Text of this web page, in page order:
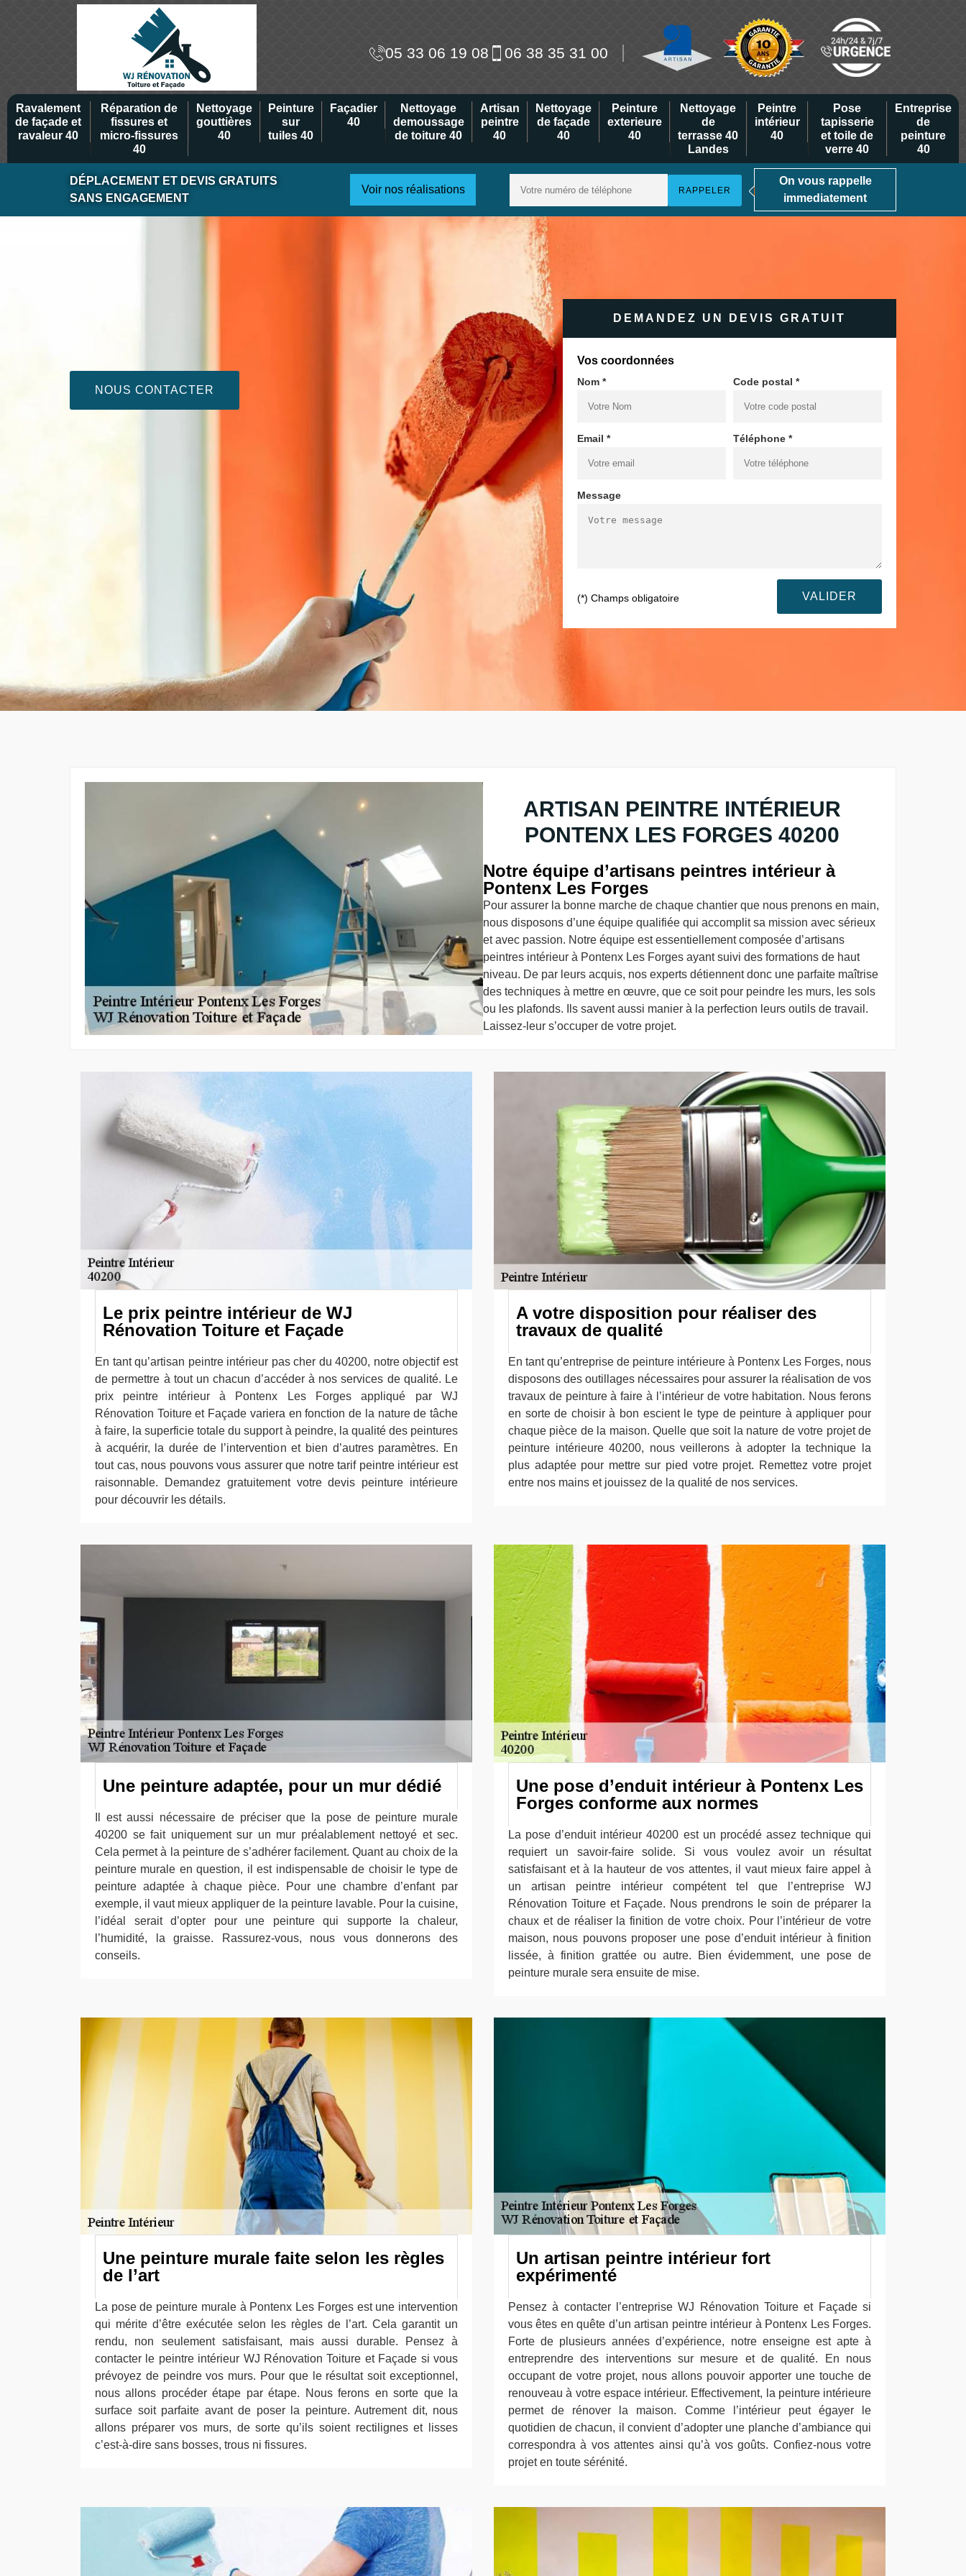
05 33 06 19 08 06 38 35 31 00
Ravalement
de façade et
ravaleur 40
Réparation de
fissures et
micro-fissures
40
Nettoyage
gouttières
40
Peinture
sur
tuiles 40
Façadier
40
Nettoyage
demoussage
de toiture 40
Artisan
peintre
40
Nettoyage
de façade
40
Peinture
exterieure
40
Nettoyage
de
terrasse 40
Landes
Peintre
intérieur
40
Pose
tapisserie
et toile de
verre 40
Entreprise
de
peinture
40
DÉPLACEMENT ET DEVIS GRATUITS
SANS ENGAGEMENT
Voir nos réalisations
On vous rappelle
immediatement
NOUS CONTACTER
DEMANDEZ UN DEVIS GRATUIT
Vos coordonnées
Nom * Code postal *
Email * Téléphone *
Message
(*) Champs obligatoire
ARTISAN PEINTRE INTÉRIEUR
PONTENX LES FORGES 40200
Notre équipe d’artisans peintres intérieur à
Pontenx Les Forges
Pour assurer la bonne marche de chaque chantier que nous prenons en main,
nous disposons d’une équipe qualifiée qui accomplit sa mission avec sérieux
et avec passion. Notre équipe est essentiellement composée d’artisans
peintres intérieur à Pontenx Les Forges ayant suivi des formations de haut
niveau. De par leurs acquis, nos experts détiennent donc une parfaite maîtrise
des techniques à mettre en œuvre, que ce soit pour peindre les murs, les sols
ou les plafonds. Ils savent aussi manier à la perfection leurs outils de travail.
Laissez-leur s’occuper de votre projet.
Le prix peintre intérieur de WJ
Rénovation Toiture et Façade
En tant qu’artisan peintre intérieur pas cher du 40200, notre objectif est
de permettre à tout un chacun d’accéder à nos services de qualité. Le
prix peintre intérieur à Pontenx Les Forges appliqué par WJ
Rénovation Toiture et Façade variera en fonction de la nature de tâche
à faire, la superficie totale du support à peindre, la qualité des peintures
à acquérir, la durée de l’intervention et bien d’autres paramètres. En
tout cas, nous pouvons vous assurer que notre tarif peintre intérieur est
raisonnable. Demandez gratuitement votre devis peinture intérieure
pour découvrir les détails.
A votre disposition pour réaliser des
travaux de qualité
En tant qu’entreprise de peinture intérieure à Pontenx Les Forges, nous
disposons des outillages nécessaires pour assurer la réalisation de vos
travaux de peinture à faire à l’intérieur de votre habitation. Nous ferons
en sorte de choisir à bon escient le type de peinture à appliquer pour
chaque pièce de la maison. Quelle que soit la nature de votre projet de
peinture intérieure 40200, nous veillerons à adopter la technique la
plus adaptée pour mettre sur pied votre projet. Remettez votre projet
entre nos mains et jouissez de la qualité de nos services.
Une peinture adaptée, pour un mur dédié
Il est aussi nécessaire de préciser que la pose de peinture murale
40200 se fait uniquement sur un mur préalablement nettoyé et sec.
Cela permet à la peinture de s’adhérer facilement. Quant au choix de la
peinture murale en question, il est indispensable de choisir le type de
peinture adaptée à chaque pièce. Pour une chambre d’enfant par
exemple, il vaut mieux appliquer de la peinture lavable. Pour la cuisine,
l’idéal serait d’opter pour une peinture qui supporte la chaleur,
l’humidité, la graisse. Rassurez-vous, nous vous donnerons des
conseils.
Une pose d’enduit intérieur à Pontenx Les
Forges conforme aux normes
La pose d’enduit intérieur 40200 est un procédé assez technique qui
requiert un savoir-faire solide. Si vous voulez avoir un résultat
satisfaisant et à la hauteur de vos attentes, il vaut mieux faire appel à
un artisan peintre intérieur compétent tel que l’entreprise WJ
Rénovation Toiture et Façade. Nous prendrons le soin de préparer la
chaux et de réaliser la finition de votre choix. Pour l’intérieur de votre
maison, nous pouvons proposer une pose d’enduit intérieur à finition
lissée, à finition grattée ou autre. Bien évidemment, une pose de
peinture murale sera ensuite de mise.
Une peinture murale faite selon les règles
de l’art
La pose de peinture murale à Pontenx Les Forges est une intervention
qui mérite d’être exécutée selon les règles de l’art. Cela garantit un
rendu, non seulement satisfaisant, mais aussi durable. Pensez à
contacter le peintre intérieur WJ Rénovation Toiture et Façade si vous
prévoyez de peindre vos murs. Pour que le résultat soit exceptionnel,
nous allons procéder étape par étape. Nous ferons en sorte que la
surface soit parfaite avant de poser la peinture. Autrement dit, nous
allons préparer vos murs, de sorte qu’ils soient rectilignes et lisses
c’est-à-dire sans bosses, trous ni fissures.
Un artisan peintre intérieur fort
expérimenté
Pensez à contacter l’entreprise WJ Rénovation Toiture et Façade si
vous êtes en quête d’un artisan peintre intérieur à Pontenx Les Forges.
Forte de plusieurs années d’expérience, notre enseigne est apte à
entreprendre des interventions sur mesure et de qualité. En nous
occupant de votre projet, nous allons pouvoir apporter une touche de
renouveau à votre espace intérieur. Effectivement, la peinture intérieure
permet de rénover la maison. Comme l’intérieur peut égayer le
quotidien de chacun, il convient d’adopter une planche d’ambiance qui
correspondra à vos attentes ainsi qu’à vos goûts. Confiez-nous votre
projet en toute sérénité.